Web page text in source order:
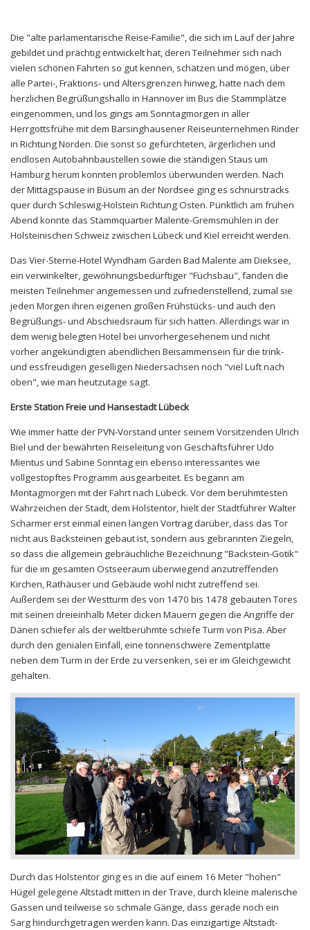
Die "alte parlamentarische Reise-Familie", die sich im Lauf der Jahre
gebildet und prächtig entwickelt hat, deren Teilnehmer sich nach
vielen schönen Fahrten so gut kennen, schätzen und mögen, über
alle Partei-, Fraktions- und Altersgrenzen hinweg, hatte nach dem
herzlichen Begrüßungshallo in Hannover im Bus die Stammplätze
eingenommen, und los gings am Sonntagmorgen in aller
Herrgottsfrühe mit dem Barsinghausener Reiseunternehmen Rinder
in Richtung Norden. Die sonst so gefürchteten, ärgerlichen und
endlosen Autobahnbaustellen sowie die ständigen Staus um
Hamburg herum konnten problemlos überwunden werden. Nach
der Mittagspause in Büsum an der Nordsee ging es schnurstracks
quer durch Schleswig-Holstein Richtung Osten. Pünktlich am frühen
Abend konnte das Stammquartier Malente-Gremsmühlen in der
Holsteinischen Schweiz zwischen Lübeck und Kiel erreicht werden.
Das Vier-Sterne-Hotel Wyndham Garden Bad Malente am Dieksee,
ein verwinkelter, gewöhnungsbedürftiger "Fuchsbau", fanden die
meisten Teilnehmer angemessen und zufriedenstellend, zumal sie
jeden Morgen ihren eigenen großen Frühstücks- und auch den
Begrüßungs- und Abschiedsraum für sich hatten. Allerdings war in
dem wenig belegten Hotel bei unvorhergesehenem und nicht
vorher angekündigten abendlichen Beisammensein für die trink-
und essfreudigen geselligen Niedersachsen noch "viel Luft nach
oben", wie man heutzutage sagt.
Erste Station Freie und Hansestadt Lübeck
Wie immer hatte der PVN-Vorstand unter seinem Vorsitzenden Ulrich
Biel und der bewährten Reiseleitung von Geschäftsführer Udo
Mientus und Sabine Sonntag ein ebenso interessantes wie
vollgestopftes Programm ausgearbeitet. Es begann am
Montagmorgen mit der Fahrt nach Lübeck. Vor dem berühmtesten
Wahrzeichen der Stadt, dem Holstentor, hielt der Stadtführer Walter
Scharmer erst einmal einen langen Vortrag darüber, dass das Tor
nicht aus Backsteinen gebaut ist, sondern aus gebrannten Ziegeln,
so dass die allgemein gebräuchliche Bezeichnung "Backstein-Gotik"
für die im gesamten Ostseeraum überwiegend anzutreffenden
Kirchen, Rathäuser und Gebäude wohl nicht zutreffend sei.
Außerdem sei der Westturm des von 1470 bis 1478 gebauten Tores
mit seinen dreieinhalb Meter dicken Mauern gegen die Angriffe der
Dänen schiefer als der weltberühmte schiefe Turm von Pisa. Aber
durch den genialen Einfall, eine tonnenschwere Zementplatte
neben dem Turm in der Erde zu versenken, sei er im Gleichgewicht
gehalten.
Durch das Holstentor ging es in die auf einem 16 Meter "hohen"
Hügel gelegene Altstadt mitten in der Trave, durch kleine malerische
Gassen und teilweise so schmale Gänge, dass gerade noch ein
Sarg hindurchgetragen werden kann. Das einzigartige Altstadt-